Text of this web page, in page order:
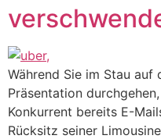
Während Sie im Stau auf
Präsentation
Konkurrent bereits E-
Rücksitz seiner